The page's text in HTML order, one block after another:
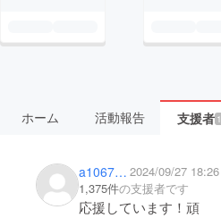
ホーム 活動報告 支援者 1
a10671cd0484 2024/09/27 18:26
1,375件の支援者です
応援しています！頑